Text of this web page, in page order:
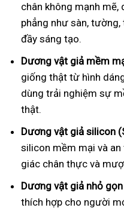
chân không mạnh mẽ,
phẳng như sàn,
đầy sáng tạo.
Dương vật giả mềm
giống thật từ hình
dùng trải nghiệm sự
thật.
Dương vật giả silicon
silicon mềm mại và an
giác chân thực và
Dương vật giả nhỏ
thích hợp cho người